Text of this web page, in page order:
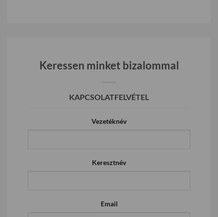
Keressen minket bizalommal
KAPCSOLATFELVÉTEL
Vezetéknév
Keresztnév
Email